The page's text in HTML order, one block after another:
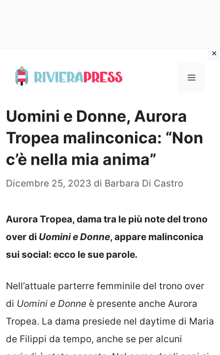
Menu
Uomini e Donne, Aurora
Tropea malinconica: “Non
c’è nella mia anima”
Dicembre 25, 2023 di Barbara Di Castro
Aurora Tropea, dama tra le più note del trono
over di Uomini e Donne, appare malinconica
sui social: ecco le sue parole.
Nell’attuale parterre femminile del trono over
di Uomini e Donne è presente anche Aurora
Tropea. La dama presiede nel daytime di Maria
de Filippi da tempo, anche se per alcuni